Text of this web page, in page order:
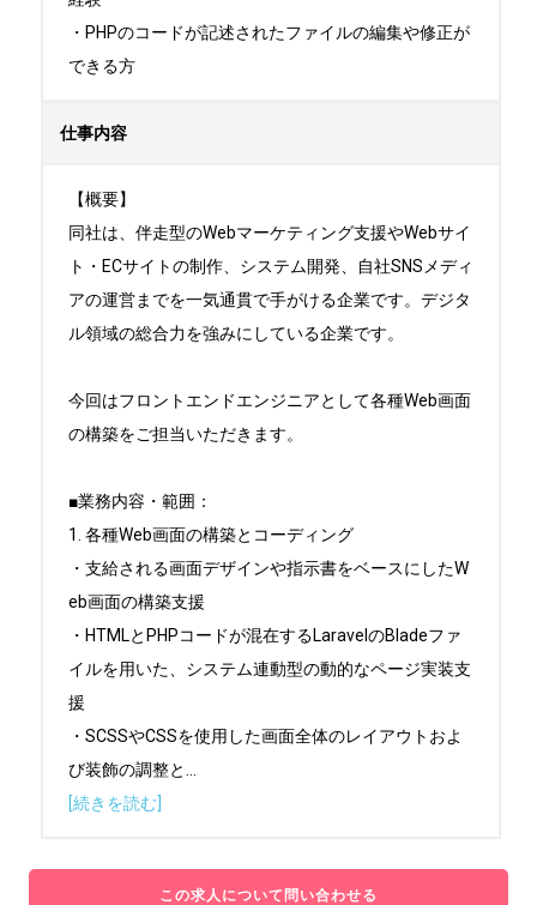
・PHPのコードが記述されたファイルの編集や修正が
できる方
仕事内容
【概要】
同社は、伴走型のWebマーケティング支援やWebサイ
ト・ECサイトの制作、システム開発、自社SNSメディ
アの運営までを一気通貫で手がける企業です。デジタ
ル領域の総合力を強みにしている企業です。
今回はフロントエンドエンジニアとして各種Web画面
の構築をご担当いただきます。
■業務内容・範囲：
1. 各種Web画面の構築とコーディング
・支給される画面デザインや指示書をベースにしたW
eb画面の構築支援
・HTMLとPHPコードが混在するLaravelのBladeファ
イルを用いた、システム連動型の動的なページ実装支
援
・SCSSやCSSを使用した画面全体のレイアウトおよ
び装飾の調整と
[続きを読む]
この求人について問い合わせる